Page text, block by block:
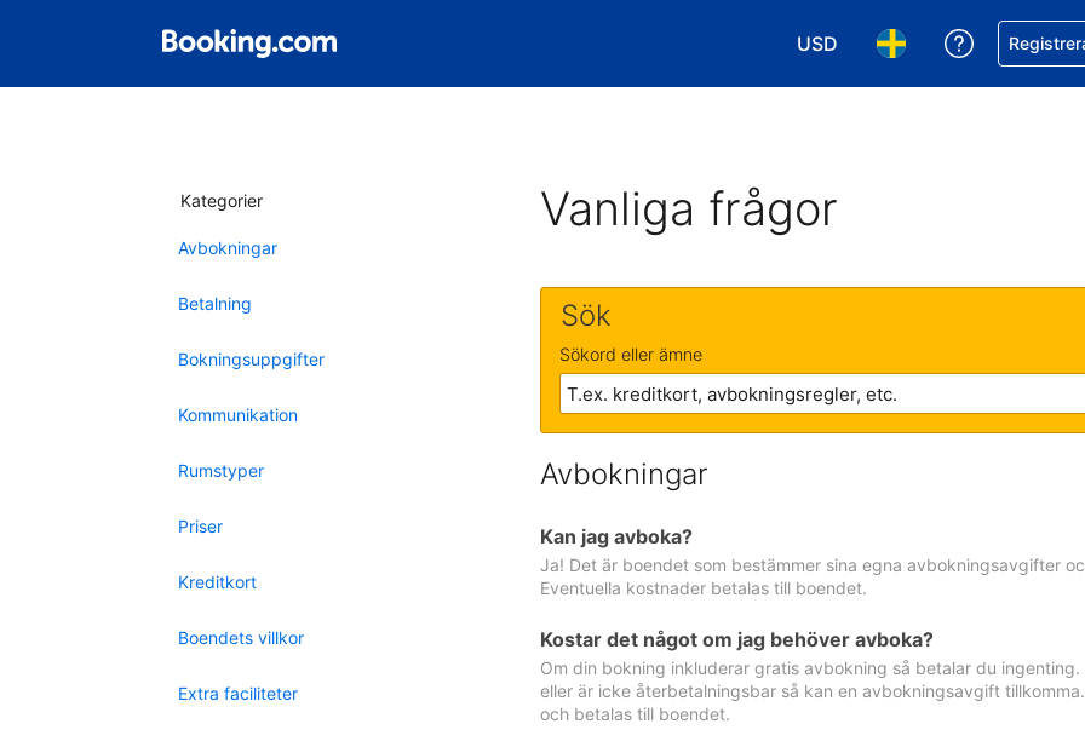
USD
Välj valuta. Din nuvarande
Välj språk. Ditt
Få hjälp
Kategorier
Avbokningar
Betalning
Bokningsuppgifter
Kommunikation
Rumstyper
Priser
Kreditkort
Boendets villkor
Extra faciliteter
Vanliga frågor
Sök
Sökord eller ämne
Avbokningar
Kan jag avboka?
Ja! Det är boendet som bestämmer sina egna avbokningsavgifter
Eventuella kostnader betalas till boendet.
Kostar det något om jag behöver avboka?
Om din bokning inkluderar gratis avbokning så betalar du
eller är icke återbetalningsbar så kan en avbokningsavgift
och betalas till boendet.